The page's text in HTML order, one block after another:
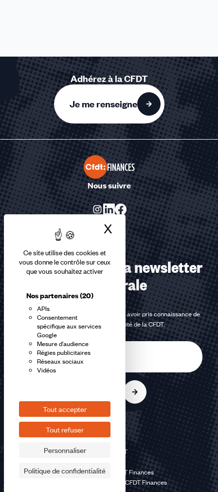
Ce site utilise des cookies et
vous donne le contrôle sur ceux
que vous souhaitez activer
Nos partenaires(20)
APIs
Consentement
spécifique aux services
Google
Mesure d'audience
Régies publicitaires
Réseaux sociaux
Vidéos
Tout accepter
Tout refuser
Personnaliser
Politique de confidentialité
X Masquer le
Adhérez à la CFDT
Je me renseigne
FINANCES
Nous suivre
Abonnez-vous à la newsletter
confédérale
En m'inscrivant à la newsletter, j'affirme avoir pris connaissance de
lapolitique de confidentialité de la CFDT.
©2026 CFDT
Mentions légales CFDT Finances
Politique de confidentialité CFDT Finances